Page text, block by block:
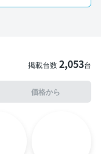
掲載台数2,053台
価格から